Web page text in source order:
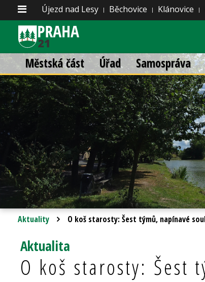
Újezd nad Lesy Běchovice Klánovice
Městská část Úřad Samospráva
Aktuality O koš starosty: Šest týmů, napínavé
Aktualita
O koš starosty: